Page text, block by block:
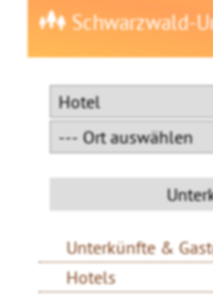
Schwarzwald-
Unterkünfte &
Hotels